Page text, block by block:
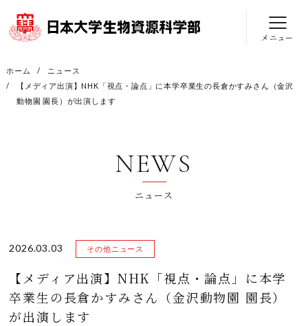
メニュー
ホーム
ニュース
【メディア出演】NHK「視点・論点」に本学卒業生の長倉かすみさん（金沢
動物園 園長）が出演します
NEWS
ニュース
2026.03.03 その他ニュース
【メディア出演】NHK「視点・論点」に本学
卒業生の長倉かすみさん（金沢動物園 園長）
が出演します